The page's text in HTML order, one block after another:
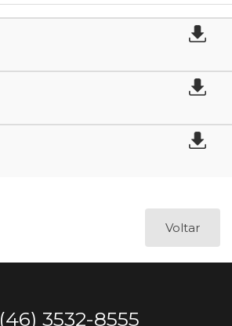
Voltar
(46) 3532-8555